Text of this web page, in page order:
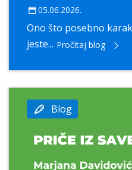
05.06.2026.
Ono što posebno
jeste... Pročitaj blog
Blog